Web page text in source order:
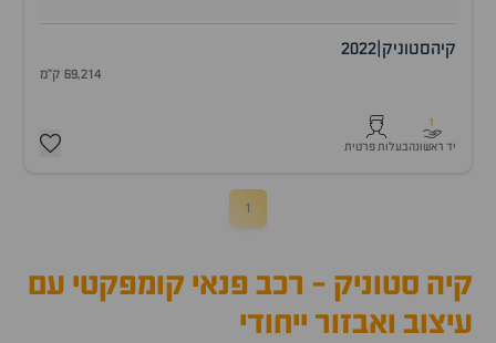
קיהסטוניק 2022
69,214 ק"מ
1
יד ראשונהבעלות פרטית
1
קיה סטוניק - רכב פנאי קומפקטי עם
עיצוב ואבזור ייחודי